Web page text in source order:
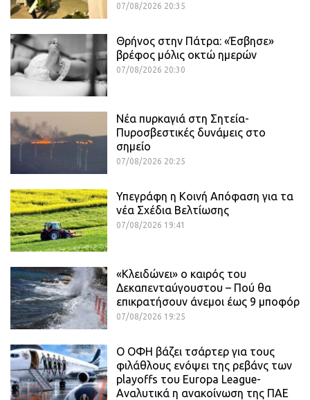
07/08/2026 20:35
Θρήνος στην Πάτρα: «Έσβησε»
βρέφος μόλις οκτώ ημερών
07/08/2026 20:30
Νέα πυρκαγιά στη Σητεία-
Πυροσβεστικές δυνάμεις στο
σημείο
07/08/2026 20:25
Υπεγράφη η Κοινή Απόφαση για τα
νέα Σχέδια Βελτίωσης
07/08/2026 19:41
«Κλειδώνει» ο καιρός του
Δεκαπενταύγουστου – Πού θα
επικρατήσουν άνεμοι έως 9 μποφόρ
07/08/2026 19:25
Ο ΟΦΗ βάζει τσάρτερ για τους
φιλάθλους ενόψει της ρεβάνς των
playoffs του Europa League-
Αναλυτικά η ανακοίνωση της ΠΑΕ